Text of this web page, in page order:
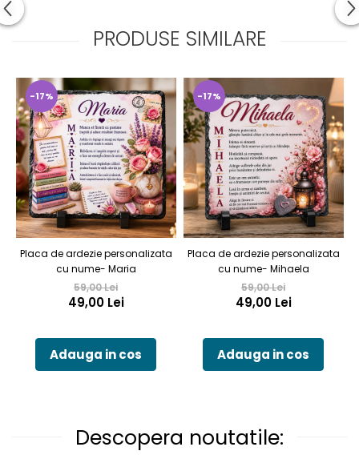
PRODUSE SIMILARE
-17%
Placa de ardezie personalizata
cu nume- Maria
59,00 Lei
49,00 Lei
Adauga in cos
-17%
Placa de ardezie personalizata
cu nume- Mihaela
59,00 Lei
49,00 Lei
Adauga in cos
Descopera noutatile: